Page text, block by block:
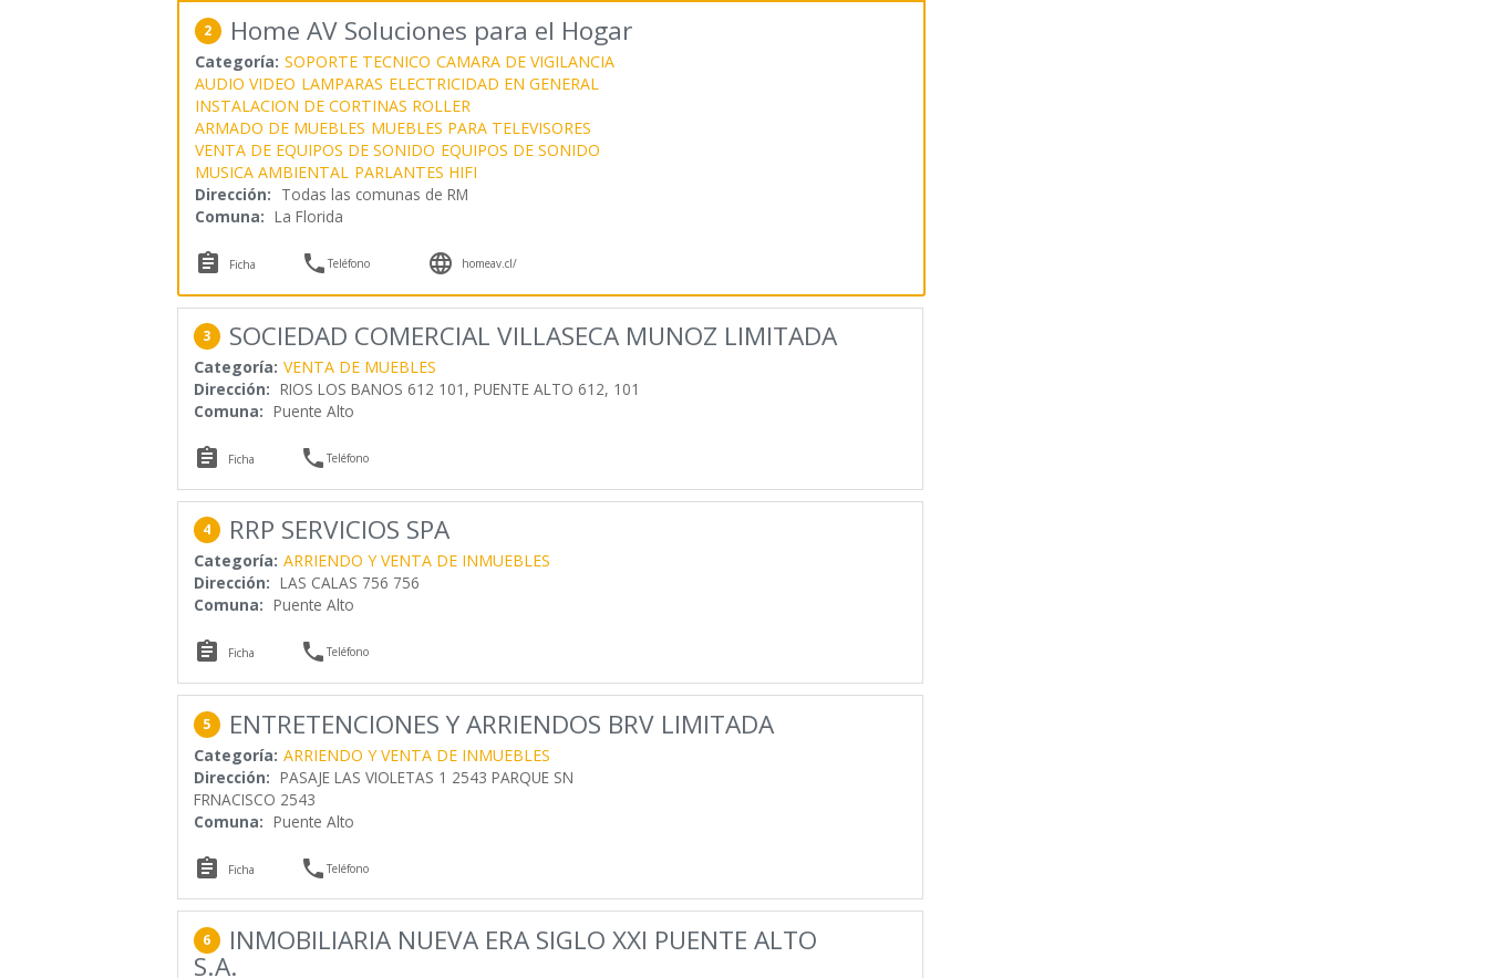
2 Home AV Soluciones para el Hogar
Categoría: SOPORTE TECNICO CAMARA DE VIGILANCIA
AUDIO VIDEO LAMPARAS ELECTRICIDAD EN GENERAL
INSTALACION DE CORTINAS ROLLER
ARMADO DE MUEBLES MUEBLES PARA TELEVISORES
VENTA DE EQUIPOS DE SONIDO EQUIPOS DE SONIDO
MUSICA AMBIENTAL PARLANTES HIFI
Dirección: Todas las comunas de RM
Comuna: La Florida
 Ficha Teléfono  homeav.cl/
3 SOCIEDAD COMERCIAL VILLASECA MUNOZ LIMITADA
Categoría: VENTA DE MUEBLES
Dirección: RIOS LOS BANOS 612 101, PUENTE ALTO 612, 101
Comuna: Puente Alto
 Ficha Teléfono
4 RRP SERVICIOS SPA
Categoría: ARRIENDO Y VENTA DE INMUEBLES
Dirección: LAS CALAS 756 756
Comuna: Puente Alto
 Ficha Teléfono
5 ENTRETENCIONES Y ARRIENDOS BRV LIMITADA
Categoría: ARRIENDO Y VENTA DE INMUEBLES
Dirección: PASAJE LAS VIOLETAS 1 2543 PARQUE SN
FRNACISCO 2543
Comuna: Puente Alto
 Ficha Teléfono
6 INMOBILIARIA NUEVA ERA SIGLO XXI PUENTE ALTO
S.A.